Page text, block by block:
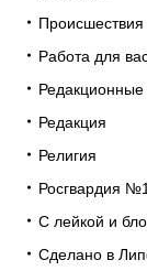
Происшествия
Работа для
Редакционные
Редакция
Религия
Росгвардия №1
С лейкой и
Сделано в